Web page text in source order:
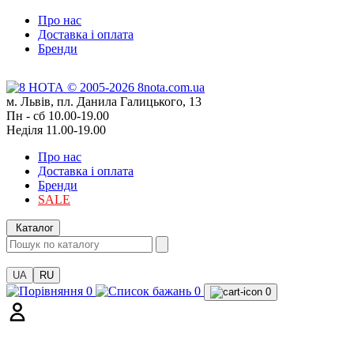
Про нас
Доставка і оплата
Бренди
м. Львів, пл. Данила Галицького, 13
Пн - сб 10.00-19.00
Неділя 11.00-19.00
Про нас
Доставка і оплата
Бренди
SALE
Каталог
UA RU
0 0 0